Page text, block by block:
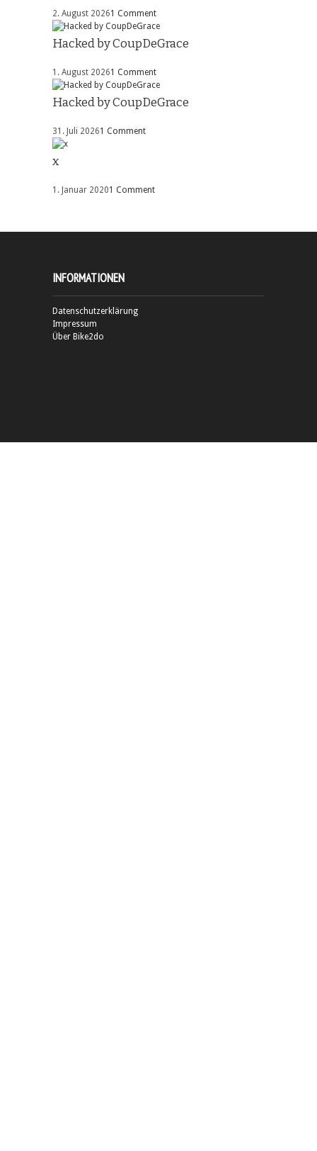
2. August 20261 Comment
Hacked by CoupDeGrace
1. August 20261 Comment
Hacked by CoupDeGrace
31. Juli 20261 Comment
x
1. Januar 20201 Comment
INFORMATIONEN
Datenschutzerklärung
Impressum
Über Bike2do